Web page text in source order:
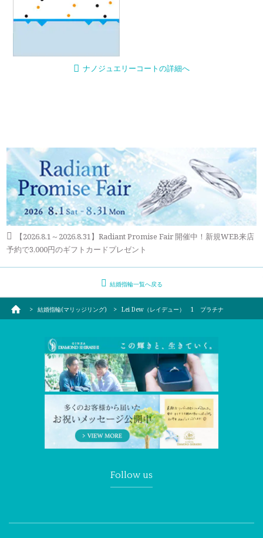
ナノジュエリーコートの詳細へ
【2026.8.1～2026.8.31】Radiant Promise Fair 開催中！新規WEB来店
予約で3,000円のギフトカードプレゼント
結婚指輪一覧へ戻る
結婚指輪(マリッジリング) Lei Dew（レイデュー） 1 プラチナ
Follow us